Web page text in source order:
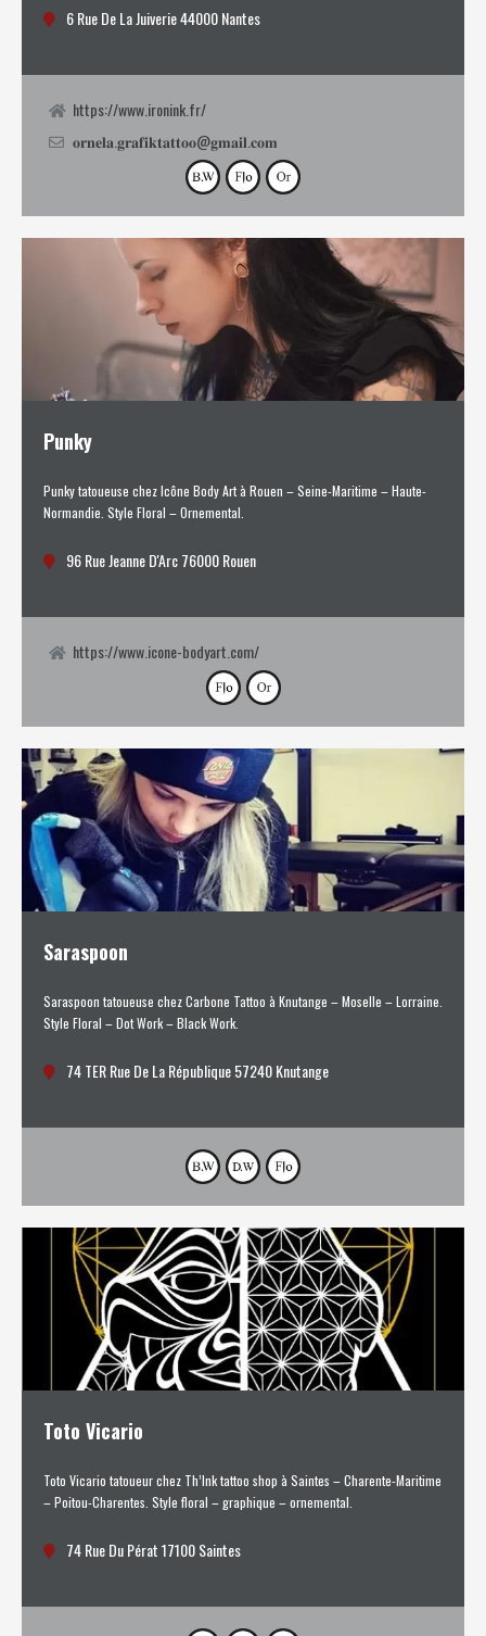
6 Rue De La Juiverie 44000 Nantes
https://www.ironink.fr/
𝐨𝐫𝐧𝐞𝐥𝐚.𝐠𝐫𝐚𝐟𝐢𝐤𝐭𝐚𝐭𝐭𝐨𝐨@𝐠𝐦𝐚𝐢𝐥.𝐜𝐨𝐦
Punky
Punky tatoueuse chez Icône Body Art à Rouen – Seine-Maritime – Haute-
Normandie. Style Floral – Ornemental.
96 Rue Jeanne D'Arc 76000 Rouen
https://www.icone-bodyart.com/
Saraspoon
Saraspoon tatoueuse chez Carbone Tattoo à Knutange – Moselle – Lorraine.
Style Floral – Dot Work – Black Work.
74 TER Rue De La République 57240 Knutange
Toto Vicario
Toto Vicario tatoueur chez Th’Ink tattoo shop à Saintes – Charente-Maritime
– Poitou-Charentes. Style floral – graphique – ornemental.
74 Rue Du Pérat 17100 Saintes